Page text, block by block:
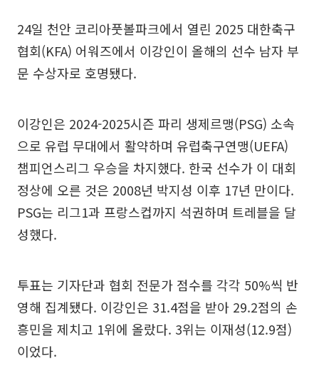
24일 천안 코리아풋볼파크에서 열린 2025 대한축구
협회(KFA) 어워즈에서 이강인이 올해의 선수 남자 부
문 수상자로 호명됐다.
이강인은 2024-2025시즌 파리 생제르맹(PSG) 소속
으로 유럽 무대에서 활약하며 유럽축구연맹(UEFA)
챔피언스리그 우승을 차지했다. 한국 선수가 이 대회
정상에 오른 것은 2008년 박지성 이후 17년 만이다.
PSG는 리그1과 프랑스컵까지 석권하며 트레블을 달
성했다.
투표는 기자단과 협회 전문가 점수를 각각 50%씩 반
영해 집계됐다. 이강인은 31.4점을 받아 29.2점의 손
흥민을 제치고 1위에 올랐다. 3위는 이재성(12.9점)
이었다.